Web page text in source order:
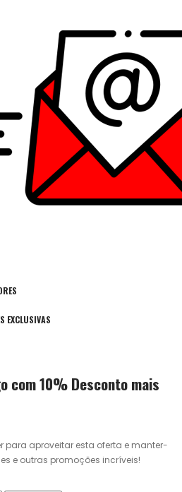
EXCLUSIVAS
com 10% Desconto mais
para aproveitar esta oferta e manter-
e outras promoções incríveis!